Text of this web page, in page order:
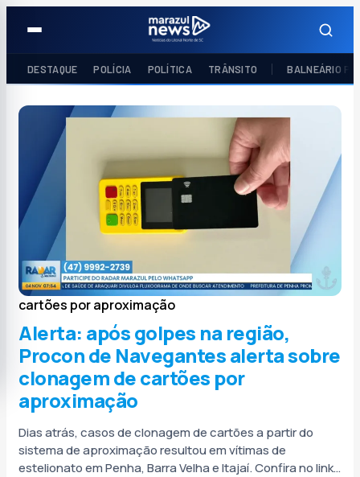
DESTAQUE POLÍCIA POLÍTICA TRÂNSITO BALNEÁRIO
cartões por aproximação
Alerta: após golpes na região,
Procon de Navegantes alerta sobre
clonagem de cartões por
aproximação
Dias atrás, casos de clonagem de cartões a partir do
sistema de aproximação resultou em vítimas de
estelionato em Penha, Barra Velha e Itajaí. Confira no link